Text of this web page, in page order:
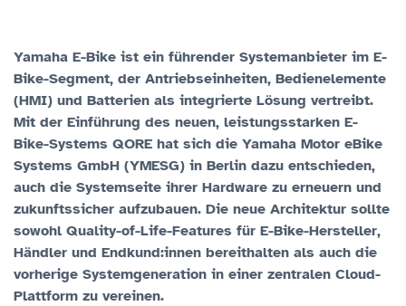
Yamaha E-Bike ist ein führender Systemanbieter im E-
Bike-Segment, der Antriebseinheiten, Bedienelemente
(HMI) und Batterien als integrierte Lösung vertreibt.
Mit der Einführung des neuen, leistungsstarken E-
Bike-Systems QORE hat sich die Yamaha Motor eBike
Systems GmbH (YMESG) in Berlin dazu entschieden,
auch die Systemseite ihrer Hardware zu erneuern und
zukunftssicher aufzubauen. Die neue Architektur sollte
sowohl Quality-of-Life-Features für E-Bike-Hersteller,
Händler und Endkund:innen bereithalten als auch die
vorherige Systemgeneration in einer zentralen Cloud-
Plattform zu vereinen.